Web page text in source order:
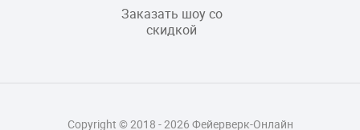
Заказать шоу со
скидкой
Copyright © 2018 - 2026 Фейерверк-Онлайн